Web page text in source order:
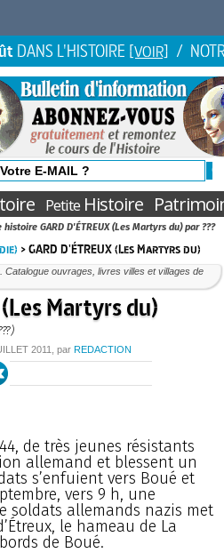
DANS L'HISTOIRE [VOIR] /
PetiteHistoire
histoire GARD D'ÉTREUX (Les Martyrs du) par ???
> GARD D'ÉTREUX (Les Martyrs du)
Catalogue ouvrages, livres villes et villages de
(Les Martyrs du)
2011 , par REDACTION
de très jeunes résistants
allemand et blessent un
s’enfuient vers Boué et
vers 9 h, une
soldats allemands nazis met
le hameau de La
de Boué.